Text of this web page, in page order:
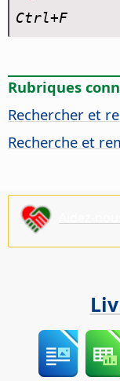
Ctrl+F
Rubriques
Rechercher et
Recherche et